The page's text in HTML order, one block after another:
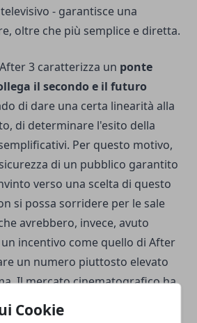
Cookie
- garantisce una
oltre che più semplice e diretta.
3 caratterizza un ponte
il secondo e il futuro
di dare una certa linearità alla
di determinare l'esito della
Per questo motivo,
di un pubblico garantito
verso una scelta di questo
si possa sorridere per le sale
avrebbero, invece, avuto
incentivo come quello di After
un numero piuttosto elevato
Il mercato cinematografico ha
dei
lockdown e delle chiusure,
che i prodotti per grande